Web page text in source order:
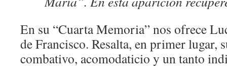
En su “Cuarta Memoria” nos ofrece
de Francisco. Resalta, en primer lugar,
combativo, acomodaticio y un tanto